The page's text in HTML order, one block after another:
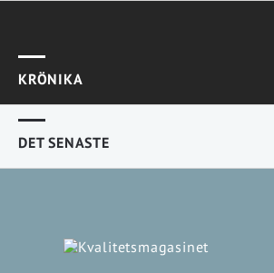
KRÖNIKA
DET SENASTE